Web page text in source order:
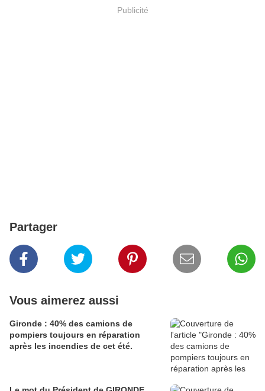
Publicité
Partager
Vous aimerez aussi
Gironde : 40% des camions de
pompiers toujours en réparation
après les incendies de cet été.